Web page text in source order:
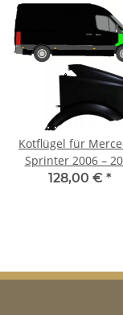
Kotflügel für
Sprinter 2006 –
vorne rechts
128,00 € *